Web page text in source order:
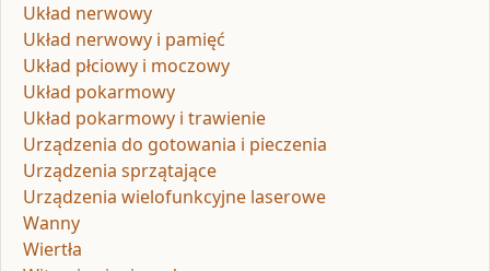
Układ nerwowy
Układ nerwowy i pamięć
Układ płciowy i moczowy
Układ pokarmowy
Układ pokarmowy i trawienie
Urządzenia do gotowania i pieczenia
Urządzenia sprzątające
Urządzenia wielofunkcyjne laserowe
Wanny
Wiertła